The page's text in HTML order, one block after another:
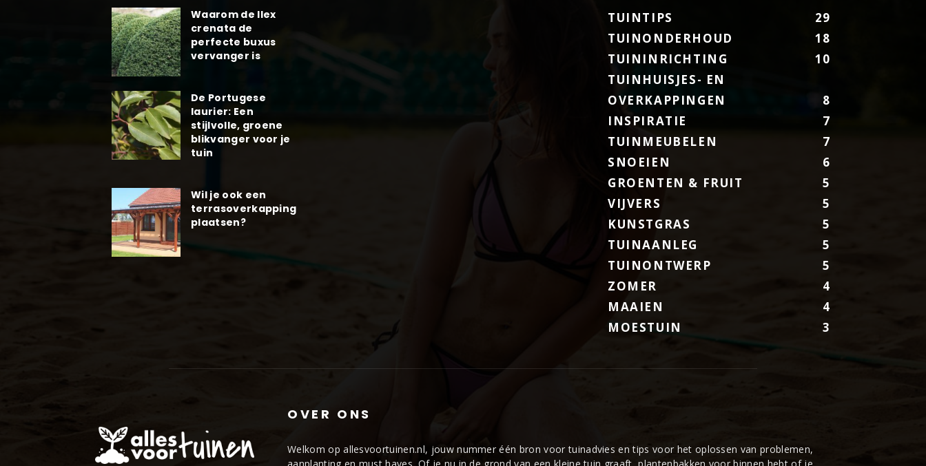
Waarom de Ilex
crenata de
perfecte buxus
vervanger is
De Portugese
laurier: Een
stijlvolle, groene
blikvanger voor je
tuin
Wil je ook een
terrasoverkapping
plaatsen?
TUINTIPS
29
TUINONDERHOUD
18
TUININRICHTING
10
TUINHUISJES- EN
OVERKAPPINGEN
8
INSPIRATIE
7
TUINMEUBELEN
7
SNOEIEN
6
GROENTEN & FRUIT
5
VIJVERS
5
KUNSTGRAS
5
TUINAANLEG
5
TUINONTWERP
5
ZOMER
4
MAAIEN
4
MOESTUIN
3
OVER ONS
Welkom op allesvoortuinen.nl, jouw nummer één bron voor tuinadvies en tips voor het oplossen van problemen,